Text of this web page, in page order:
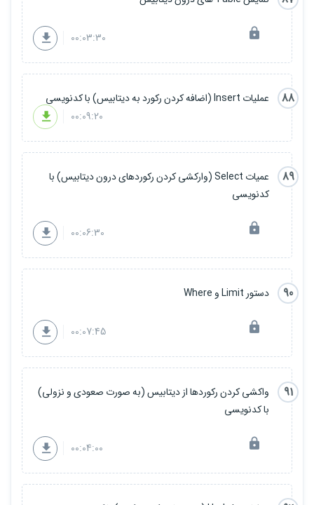
00:03:30
88
عملیات Insert (اضافه کردن رکورد به دیتابیس) با کدنویسی
00:09:20
89
عمیات Select (وارکشی کردن رکوردهای درون دیتابیس) با
کدنویسی
00:06:30
90 دستور Limit و Where
00:07:45
91
واکشی کردن رکوردها از دیتابیس (به صورت صعودی و نزولی)
با کدنویسی
00:04:00